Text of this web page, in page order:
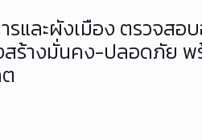
รและผังเมือง ตรวจสอ
สร้างมั่นคง-ปลอดภัย